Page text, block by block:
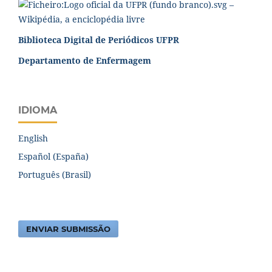
Biblioteca Digital de Periódicos UFPR
Departamento de Enfermagem
IDIOMA
English
Español (España)
Português (Brasil)
ENVIAR SUBMISSÃO